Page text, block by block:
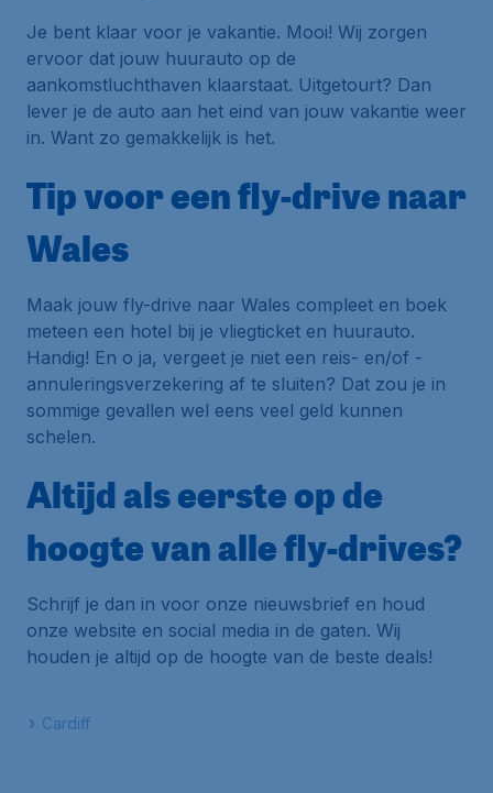
Je bent klaar voor je vakantie. Mooi! Wij zorgen
ervoor dat jouw huurauto op de
aankomstluchthaven klaarstaat. Uitgetourt? Dan
lever je de auto aan het eind van jouw vakantie weer
in. Want zo gemakkelijk is het.
Tip voor een fly-drive naar
Wales
Maak jouw fly-drive naar Wales compleet en boek
meteen een hotel bij je vliegticket en huurauto.
Handig! En o ja, vergeet je niet een reis- en/of -
annuleringsverzekering af te sluiten? Dat zou je in
sommige gevallen wel eens veel geld kunnen
schelen.
Altijd als eerste op de
hoogte van alle fly-drives?
Schrijf je dan in voor onze nieuwsbrief en houd
onze website en social media in de gaten. Wij
houden je altijd op de hoogte van de beste deals!
Cardiff